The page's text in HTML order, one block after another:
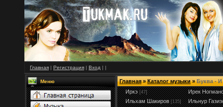
Главная | Регистрация | Вход | |
Меню Главная»Каталог музыки»Буква - И
Иркэ [47]
Ирек
Ильхам Шакиров [135]
Ильнур